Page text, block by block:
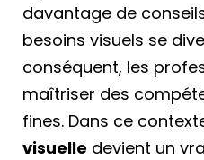
davantage de
besoins visuels se
conséquent, les
maîtriser des
fines. Dans ce
visuelle devient un